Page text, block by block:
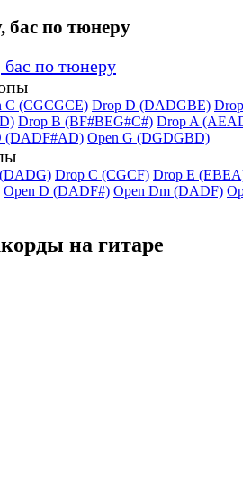
бас по тюнеру
C (CGCGCE) Drop D (DADGBE)
Drop B (BF#BEG#C#) Drop A
(DADF#AD) Open G (DGDGBD)
Drop C (CGCF) Drop E
Open D (DADF#) Open Dm (DADF)
на гитаре